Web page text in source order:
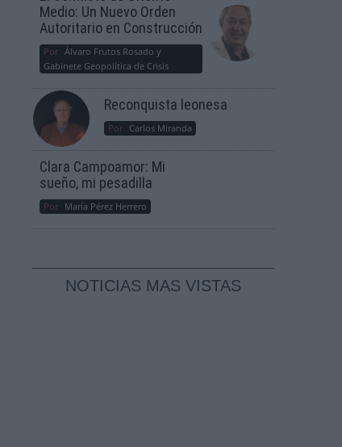
Medio: Un Nuevo Orden
Autoritario en Construcción
Por Álvaro Frutos Rosado y
Gabinete Geopolítica de Crisis
Reconquista leonesa
Por Carlos Miranda
Clara Campoamor: Mi
sueño, mi pesadilla
Por María Pérez Herrero
NOTICIAS MAS VISTAS